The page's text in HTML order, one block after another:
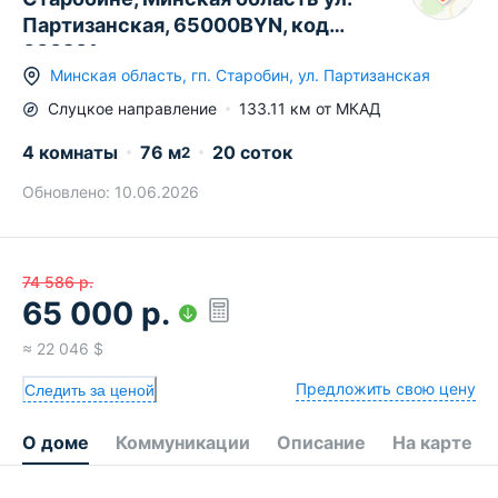
Партизанская, 65000BYN, код
660201
Минская область, гп. Старобин, ул. Партизанская
Слуцкое направление 133.11 км от МКАД
4 комнаты 76 м2 20 соток
Обновлено: 10.06.2026
74 586 р.
65 000 р.
≈ 22 046 $
Следить за ценой Предложить свою цену
О доме Коммуникации Описание На карте